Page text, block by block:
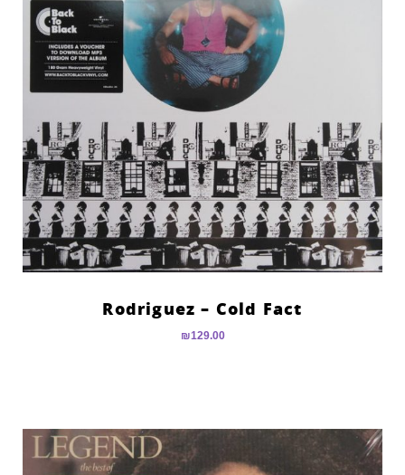
Rodriguez – Cold Fact
₪129.00